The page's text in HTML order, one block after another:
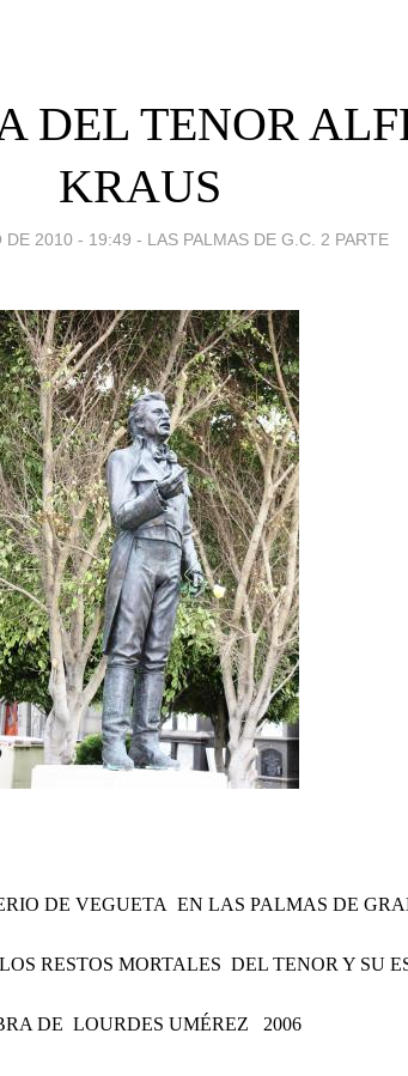
DEL TENOR
KRAUS
DE 2010 - 19:49 - LAS PALMAS DE G.C. 2 PARTE
DE VEGUETA EN LAS PALMAS DE
RESTOS MORTALES DEL TENOR Y SU
DE LOURDES UMÉREZ 2006